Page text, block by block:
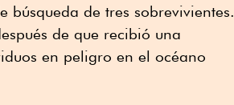
búsqueda de tres sobrevivientes.
de que recibió una
en peligro en el océano